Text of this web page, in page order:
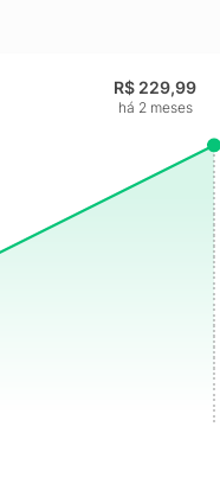
R$ 229,99
há 2 meses